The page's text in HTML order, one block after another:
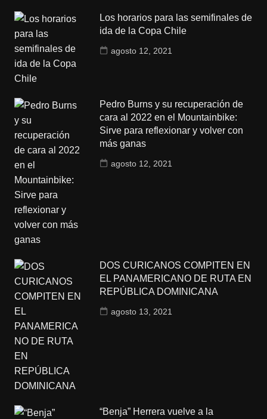
Los horarios para las semifinales de
ida de la Copa Chile
agosto 12, 2021
Pedro Burns y su recuperación de
cara al 2022 en el Mountainbike:
Sirve para reflexionar y volver con
más ganas
agosto 12, 2021
DOS CURICANOS COMPITEN EN
EL PANAMERICANO DE RUTA EN
REPÚBLICA DOMINICANA
agosto 13, 2021
“Benja” Herrera vuelve a la